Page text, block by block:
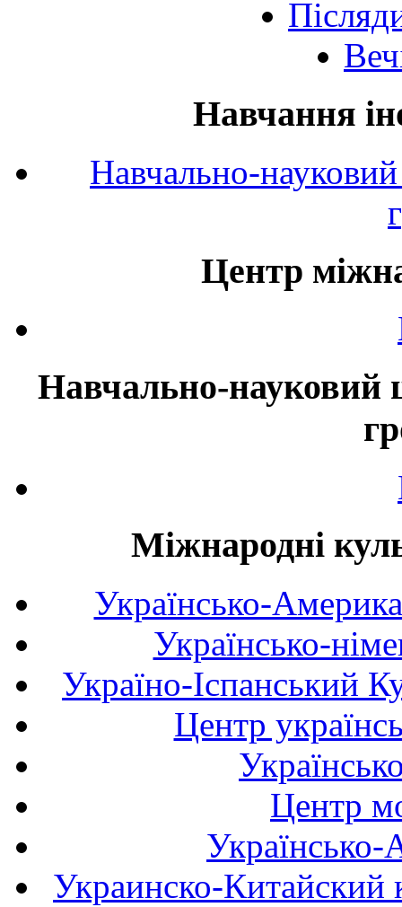
Навчання
Навчально-
Центр
Навчально-науковий
Міжнародні
Українсько-
Українсько-
Україно-Іспанський
Центр
Центр
Українсько-
Украинско-Китайский